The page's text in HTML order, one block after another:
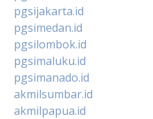
pgsijakarta.id
pgsimedan.id
pgsilombok.id
pgsimaluku.id
pgsimanado.id
akmilsumbar.id
akmilpapua.id